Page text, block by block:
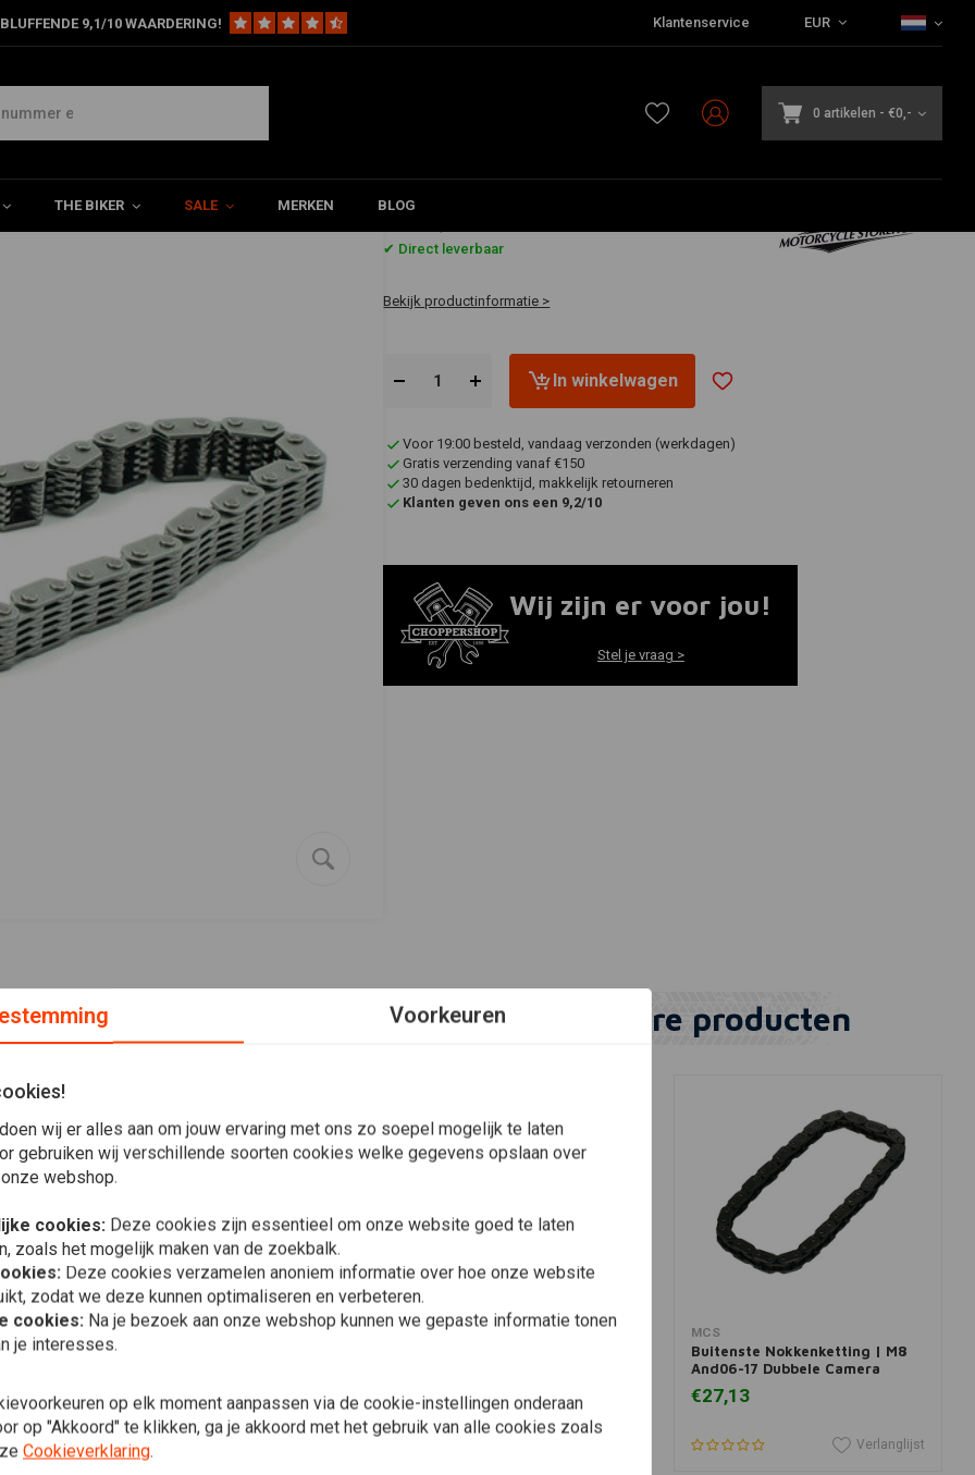
9,1/10 WAARDERING! Klantenservice EUR
0 artikelen - €0,-
THE BIKER SALE MERKEN BLOG
Buitenste Nokkenketting | 99-06 Twincam
€71,79
✔ Direct leverbaar
Bekijk productinformatie >
In winkelwagen
Voor 19:00 besteld, vandaag verzonden (werkdagen)
Gratis verzending vanaf €150
30 dagen bedenktijd, makkelijk retourneren
Klanten geven ons een 9,2/10
Wij zijn er voor jou!
Stel je vraag >
99-06 Twin Cam-modellen.
Plaats ook een review
Vergelijkbare producten
In winkelwagen
MCS
€54,79
MCS
Buitenste Nokkenketting | M8
And06-17 Dubbele Camera
€27,13
Verlanglijst
Voorkeuren
wij er alles aan om jouw ervaring met ons zo soepel mogelijk te laten
gebruiken wij verschillende soorten cookies welke gegevens opslaan over
webshop.
cookies: Deze cookies zijn essentieel om onze website goed te laten
zoals het mogelijk maken van de zoekbalk.
Deze cookies verzamelen anoniem informatie over hoe onze website
zodat we deze kunnen optimaliseren en verbeteren.
cookies: Na je bezoek aan onze webshop kunnen we gepaste informatie tonen
je interesses.
op elk moment aanpassen via de cookie-instellingen onderaan
op "Akkoord" te klikken, ga je akkoord met het gebruik van alle cookies zoals
Cookieverklaring.